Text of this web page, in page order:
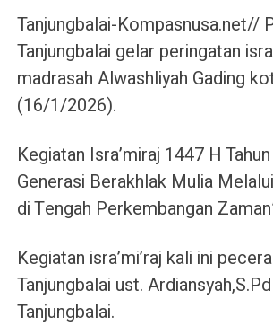
Tanjungbalai-Kompasnusa.net//
Tanjungbalai gelar peringatan
madrasah Alwashliyah Gading
(16/1/2026).
Kegiatan Isra’miraj 1447 H
Generasi Berakhlak Mulia
di Tengah Perkembangan
Kegiatan isra’mi’raj kali ini
Tanjungbalai ust.
Tanjungbalai.